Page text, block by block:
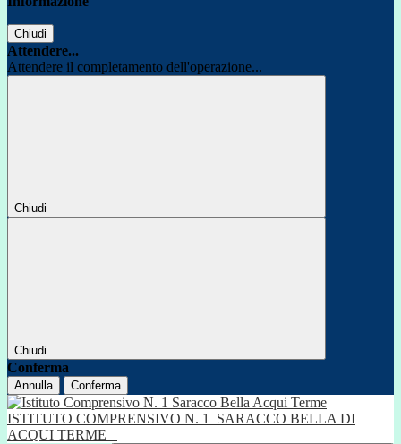
Chiudi
Attendere...
Attendere il completamento dell'operazione...
Chiudi
Chiudi
Conferma
Annulla Conferma
ISTITUTO COMPRENSIVO N. 1
SARACCO BELLA DI
ACQUI TERME